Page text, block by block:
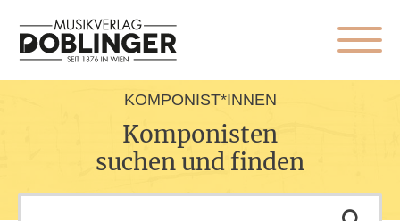
KOMPONIST*INNEN
Komponisten
suchen und finden